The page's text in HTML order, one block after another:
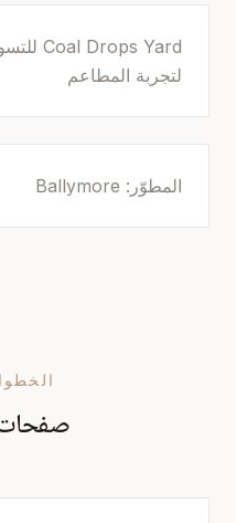
لتجربة المطاعم
المطوّر: Ballymore